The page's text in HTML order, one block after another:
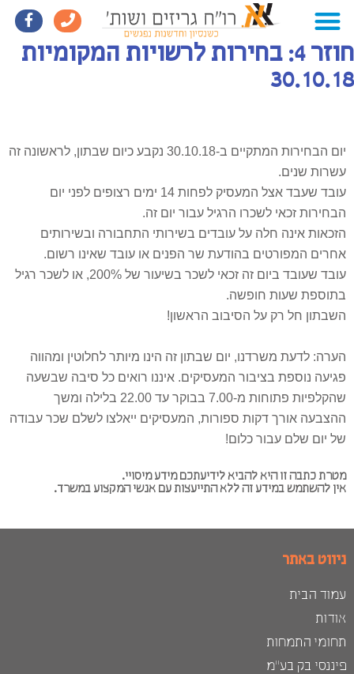
חוזר 4: בחירות לרשויות המקומיות
30.10.18
יום הבחירות המתקיים ב-30.10.18 נקבע כיום שבתון, לראשונה זה
עשרות שנים.
עובד שעבד אצל המעסיק לפחות 14 ימים רצופים לפני יום
הבחירות זכאי לשכרו הרגיל עבור יום זה.
הזכאות אינה חלה על עובדים בשירותי התחבורה ובשירותים
אחרים המפורטים בהודעת שר הפנים או עובד שאינו רשום.
עובד שעובד ביום זה זכאי לשכר בשיעור של 200%, או לשכר רגיל
בתוספת שעות חופשה.
השבתון חל רק על הסיבוב הראשון!
הערה: לדעת משרדנו, יום שבתון זה הינו מיותר לחלוטין ומהווה
פגיעה נוספת בציבור המעסיקים. איננו רואים כל סיבה שבשעה
שהקלפיות פתוחות מ-7.00 בבוקר עד 22.00 בלילה ומשך
ההצבעה אורך דקות ספורות, המעסיקים ייאלצו לשלם שכר עבודה
של יום שלם עבור כלום!
מטרת כתבה זו היא להביא לידיעתכם מידע מיסויי.
אין להשתמש במידע זה ללא התייעצות עם אנשי המקצוע במשרד.
ניווט באתר
עמוד הבית
אודות
תחומי התמחות
פיננסי בק בע"מ